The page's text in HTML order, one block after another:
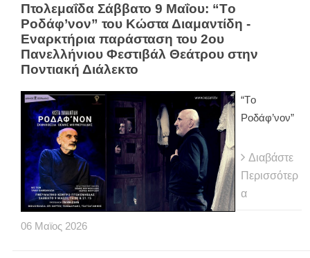
Πτολεμαΐδα Σάββατο 9 Μαΐου: “Tο
Ροδάφ’νον” του Κώστα Διαμαντίδη -
Eναρκτήρια παράσταση του 2ου
Πανελλήνιου Φεστιβάλ Θεάτρου στην
Ποντιακή Διάλεκτο
“Tο
Ροδάφ’νον”
Διαβάστε
Περισσότερ
α
06 Μαϊος 2026